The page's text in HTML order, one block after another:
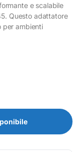
e scalabile
Questo adattatore
per ambienti